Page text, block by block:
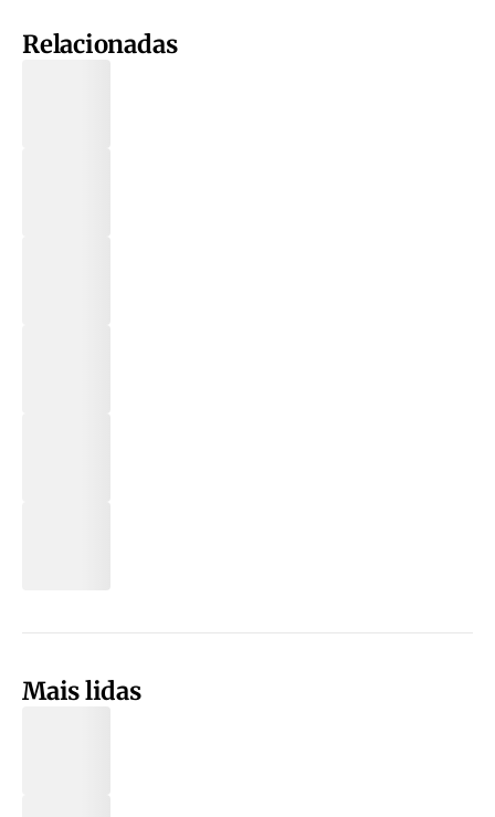
Relacionadas
Mais lidas